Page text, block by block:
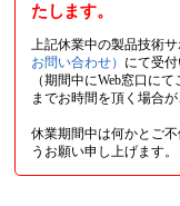
たします。
上記休業中の製品技術
お問い合わせ） にて受付
（期間中にWeb窓口に
までお時間を頂く場合が
休業期間中は何かとご
うお願い申し上げます。